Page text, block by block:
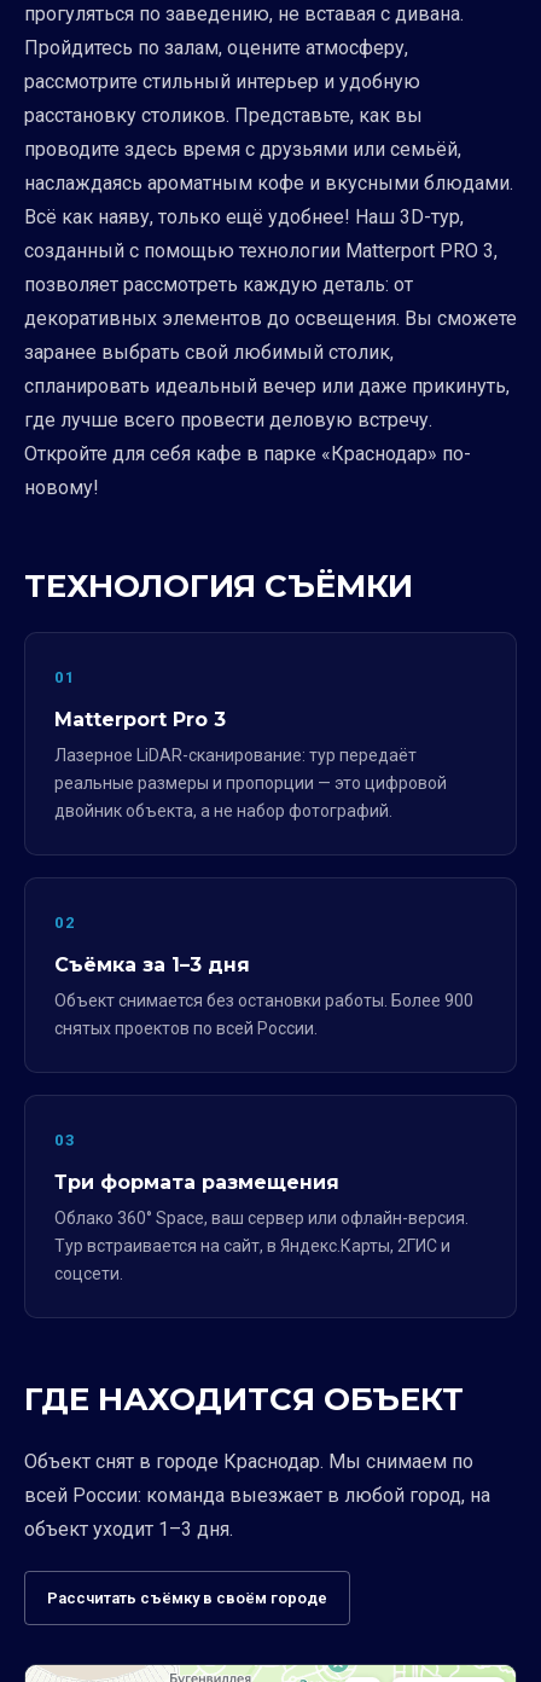
прогуляться по заведению, не вставая с дивана.
Пройдитесь по залам, оцените атмосферу,
рассмотрите стильный интерьер и удобную
расстановку столиков. Представьте, как вы
проводите здесь время с друзьями или семьёй,
наслаждаясь ароматным кофе и вкусными блюдами.
Всё как наяву, только ещё удобнее! Наш 3D-тур,
созданный с помощью технологии Matterport PRO 3,
позволяет рассмотреть каждую деталь: от
декоративных элементов до освещения. Вы сможете
заранее выбрать свой любимый столик,
спланировать идеальный вечер или даже прикинуть,
где лучше всего провести деловую встречу.
Откройте для себя кафе в парке «Краснодар» по-
новому!
ТЕХНОЛОГИЯ СЪЁМКИ
01
Matterport Pro 3
Лазерное LiDAR-сканирование: тур передаёт
реальные размеры и пропорции — это цифровой
двойник объекта, а не набор фотографий.
02
Съёмка за 1–3 дня
Объект снимается без остановки работы. Более 900
снятых проектов по всей России.
03
Три формата размещения
Облако 360° Space, ваш сервер или офлайн-версия.
Тур встраивается на сайт, в Яндекс.Карты, 2ГИС и
соцсети.
ГДЕ НАХОДИТСЯ ОБЪЕКТ
Объект снят в городе Краснодар. Мы снимаем по
всей России: команда выезжает в любой город, на
объект уходит 1–3 дня.
Рассчитать съёмку в своём городе